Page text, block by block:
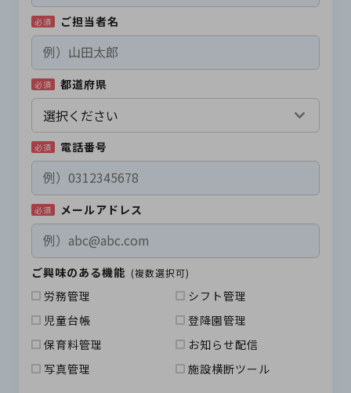
必須 ご担当者名
必須 都道府県
必須 電話番号
必須 メールアドレス
ご興味のある機能 (複数選択可)
労務管理
シフト管理
児童台帳
登降園管理
保育料管理
お知らせ配信
写真管理
施設横断ツール